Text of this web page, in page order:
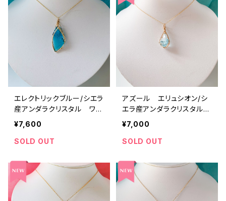
エレクトリックブルー/シエラ
産アンダラクリスタル ワイ
ヤーペンダントeb-wp2
¥7,600
SOLD OUT
アズール エリュシオン/シ
エラ産アンダラクリスタル
ワイヤーペンダントaz-wp3
¥7,000
SOLD OUT